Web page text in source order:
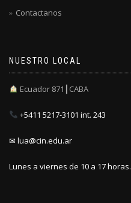
Contactanos
NUESTRO LOCAL
Ecuador 871┃CABA
+5411 5217-3101 int. 243
✉ lua@cin.edu.ar
Lunes a viernes de 10 a 17 horas.